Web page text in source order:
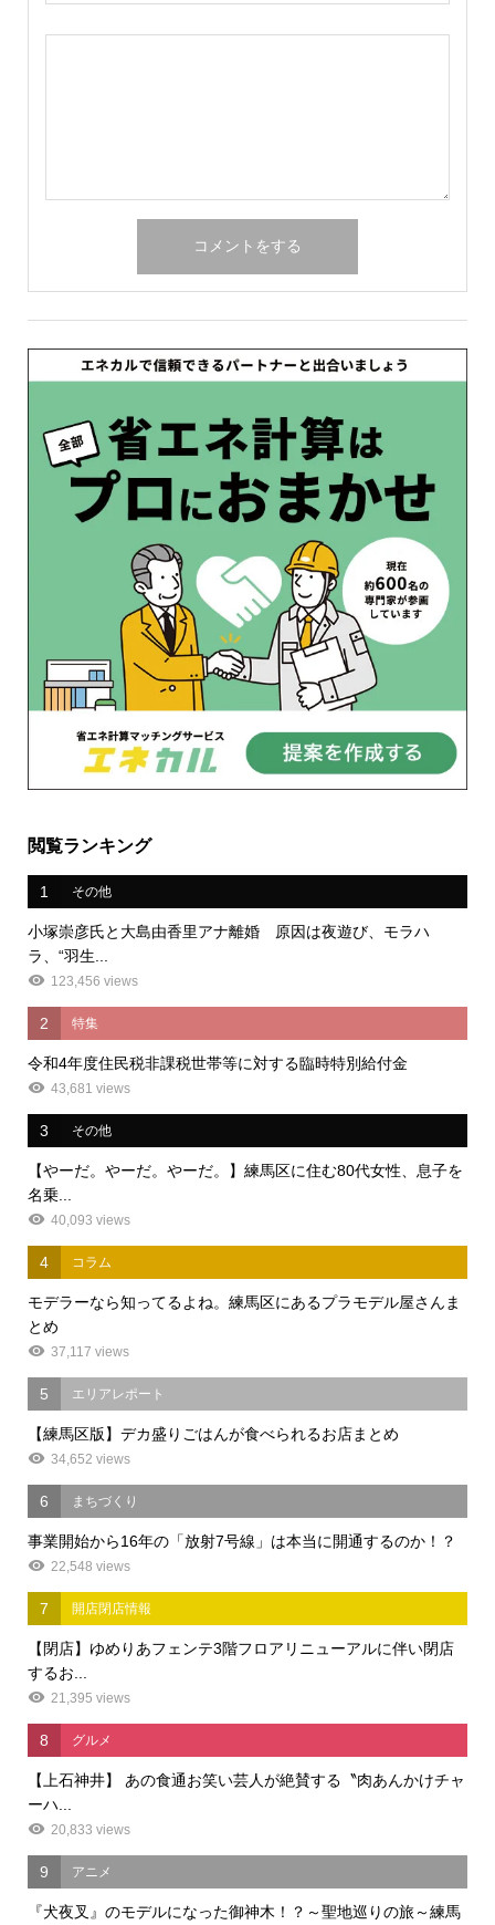
閲覧ランキング
1 その他
小塚崇彦氏と大島由香里アナ離婚 原因は夜遊び、モラハ
ラ、“羽生...
123,456 views
2 特集
令和4年度住民税非課税世帯等に対する臨時特別給付金
43,681 views
3 その他
【やーだ。やーだ。やーだ。】練馬区に住む80代女性、息子を
名乗...
40,093 views
4 コラム
モデラーなら知ってるよね。練馬区にあるプラモデル屋さんま
とめ
37,117 views
5 エリアレポート
【練馬区版】デカ盛りごはんが食べられるお店まとめ
34,652 views
6 まちづくり
事業開始から16年の「放射7号線」は本当に開通するのか！？
22,548 views
7 開店閉店情報
【閉店】ゆめりあフェンテ3階フロアリニューアルに伴い閉店
するお...
21,395 views
8 グルメ
【上石神井】 あの食通お笑い芸人が絶賛する〝肉あんかけチャ
ーハ...
20,833 views
9 アニメ
『犬夜叉』のモデルになった御神木！？～聖地巡りの旅～練馬